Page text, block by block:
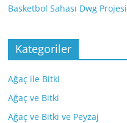
Basketbol Sahası Dwg Projesi
Kategoriler
Ağaç ile Bitki
Ağaç ve Bitki
Ağaç ve Bitki ve Peyzaj